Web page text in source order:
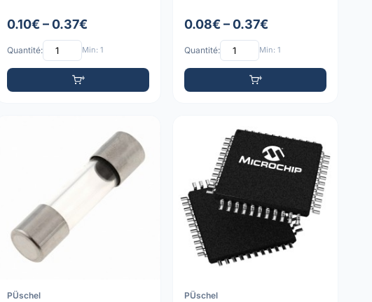
0.10€ – 0.37€
Quantité: Min: 1
0.08€ – 0.37€
Quantité: Min: 1
PÜschel PÜschel